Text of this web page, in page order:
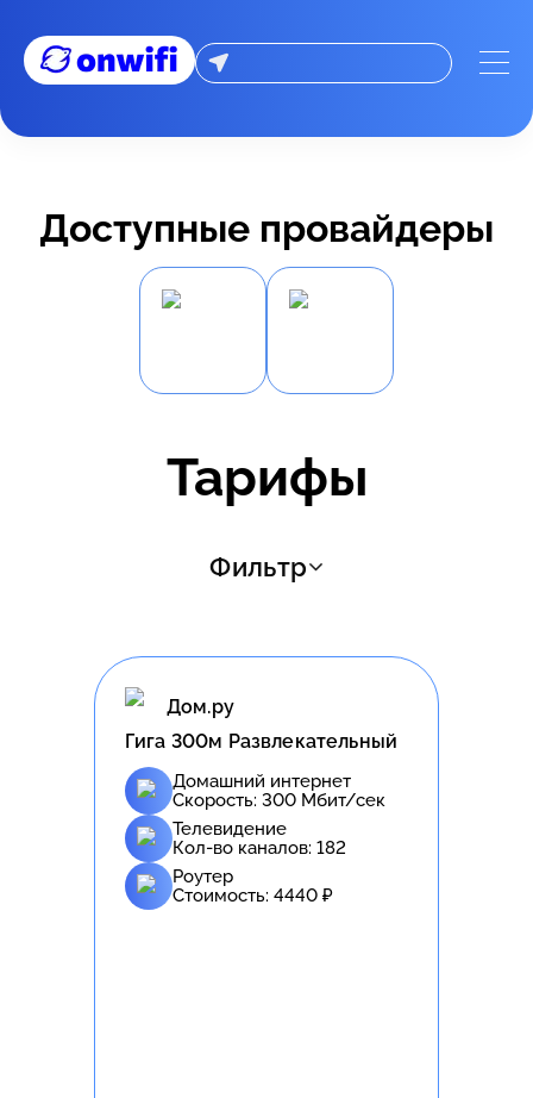
Доступные провайдеры
Тарифы
Фильтр
Дом.ру
Гига 300м Развлекательный
Домашний интернет
Скорость: 300 Мбит/сек
Телевидение
Кол-во каналов: 182
Роутер
Стоимость: 4440 ₽